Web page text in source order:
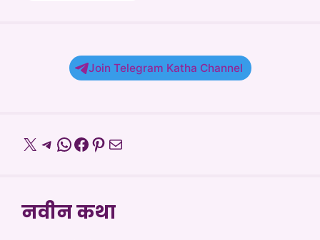
Join Telegram Katha Channel
X Telegram
WhatsApp
Facebook
Pinterest
Mail
नवीन कथा